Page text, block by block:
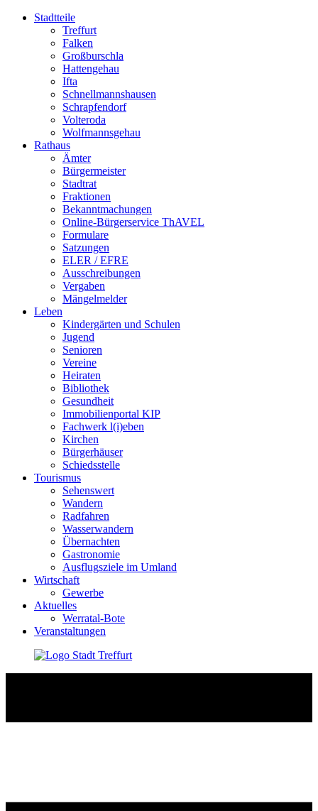
Stadtteile
Treffurt
Falken
Großburschla
Hattengehau
Ifta
Schnellmannshausen
Schrapfendorf
Volteroda
Wolfmannsgehau
Rathaus
Ämter
Bürgermeister
Stadtrat
Fraktionen
Bekanntmachungen
Online-Bürgerservice ThAVEL
Formulare
Satzungen
ELER / EFRE
Ausschreibungen
Vergaben
Mängelmelder
Leben
Kindergärten und Schulen
Jugend
Senioren
Vereine
Heiraten
Bibliothek
Gesundheit
Immobilienportal KIP
Fachwerk l(i)eben
Kirchen
Bürgerhäuser
Schiedsstelle
Tourismus
Sehenswert
Wandern
Radfahren
Wasserwandern
Übernachten
Gastronomie
Ausflugsziele im Umland
Wirtschaft
Gewerbe
Aktuelles
Werratal-Bote
Veranstaltungen